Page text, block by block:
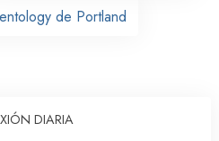
de Portland
DIARIA